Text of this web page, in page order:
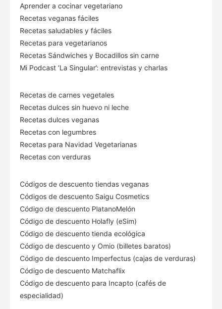
Aprender a cocinar vegetariano
Recetas veganas fáciles
Recetas saludables y fáciles
Recetas para vegetarianos
Recetas Sándwiches y Bocadillos sin carne
Mi Podcast ‘La Singular’: entrevistas y charlas
Recetas de carnes vegetales
Recetas dulces sin huevo ni leche
Recetas dulces veganas
Recetas con legumbres
Recetas para Navidad Vegetarianas
Recetas con verduras
Códigos de descuento tiendas veganas
Códigos de descuento Saigu Cosmetics
Código de descuento PlatanoMelón
Código de descuento Holafly (eSim)
Código de descuento tienda ecológica
Código de descuento y Omio (billetes baratos)
Código de descuento Imperfectus (cajas de verduras)
Código de descuento Matchaflix
Código de descuento para Incapto (cafés de
especialidad)